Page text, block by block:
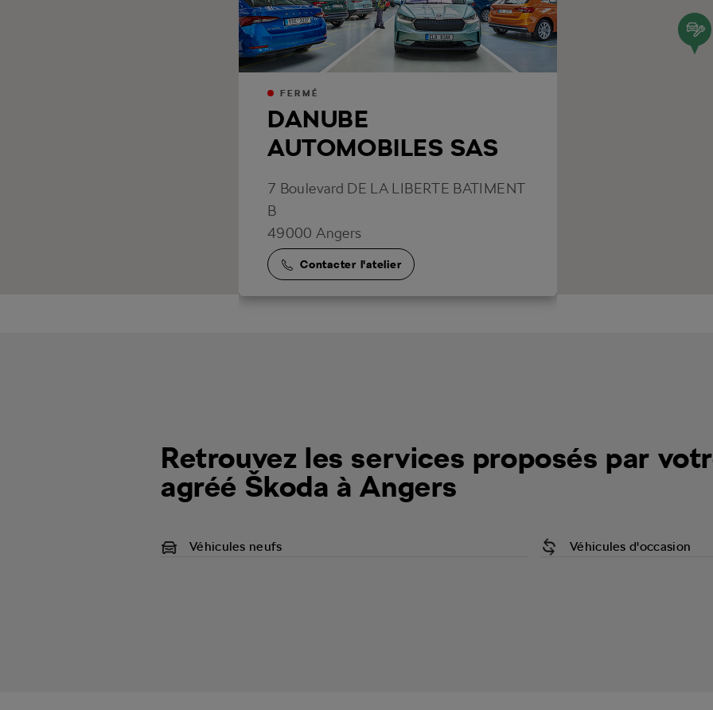
FERMÉ
DANUBE
AUTOMOBILES SAS
7 Boulevard DE LA LIBERTE BATIMENT
B
49000 Angers
Contacter l'atelier
Retrouvez les services proposés par
agréé Škoda à Angers
Véhicules neufs Véhicules d'occasion